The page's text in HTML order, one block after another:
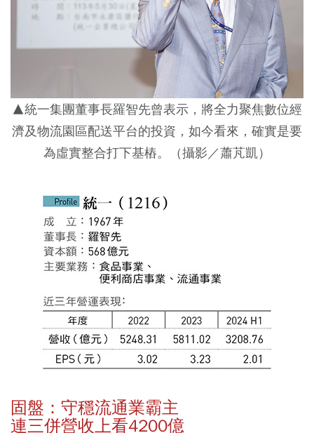
▲統一集團董事長羅智先曾表示，將全力聚焦數位經
濟及物流園區配送平台的投資，如今看來，確實是要
為虛實整合打下基樁。（攝影／蕭芃凱）
固盤：守穩流通業霸主
連三併營收上看4200億